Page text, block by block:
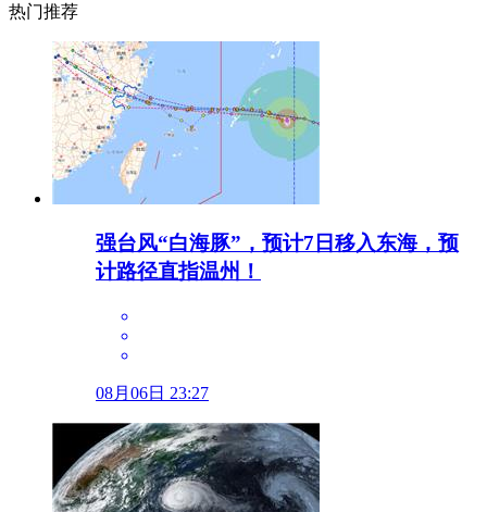
热门推荐
强台风“白海豚”，预计7日移入东海，预
计路径直指温州！
08月06日 23:27